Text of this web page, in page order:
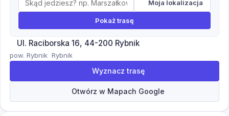
Moja lokalizacja
Pokaż trasę
Ul. Raciborska 16, 44-200 Rybnik
pow. Rybnik Rybnik
Wyznacz trasę
Otwórz w Mapach Google